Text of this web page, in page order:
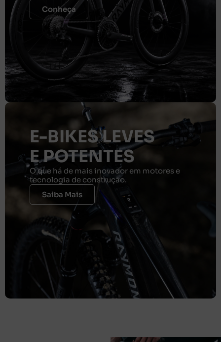
Conheça
E-BIKES LEVES
E POTENTES
O que há de mais inovador em motores e
tecnologia de construção.
Saiba Mais